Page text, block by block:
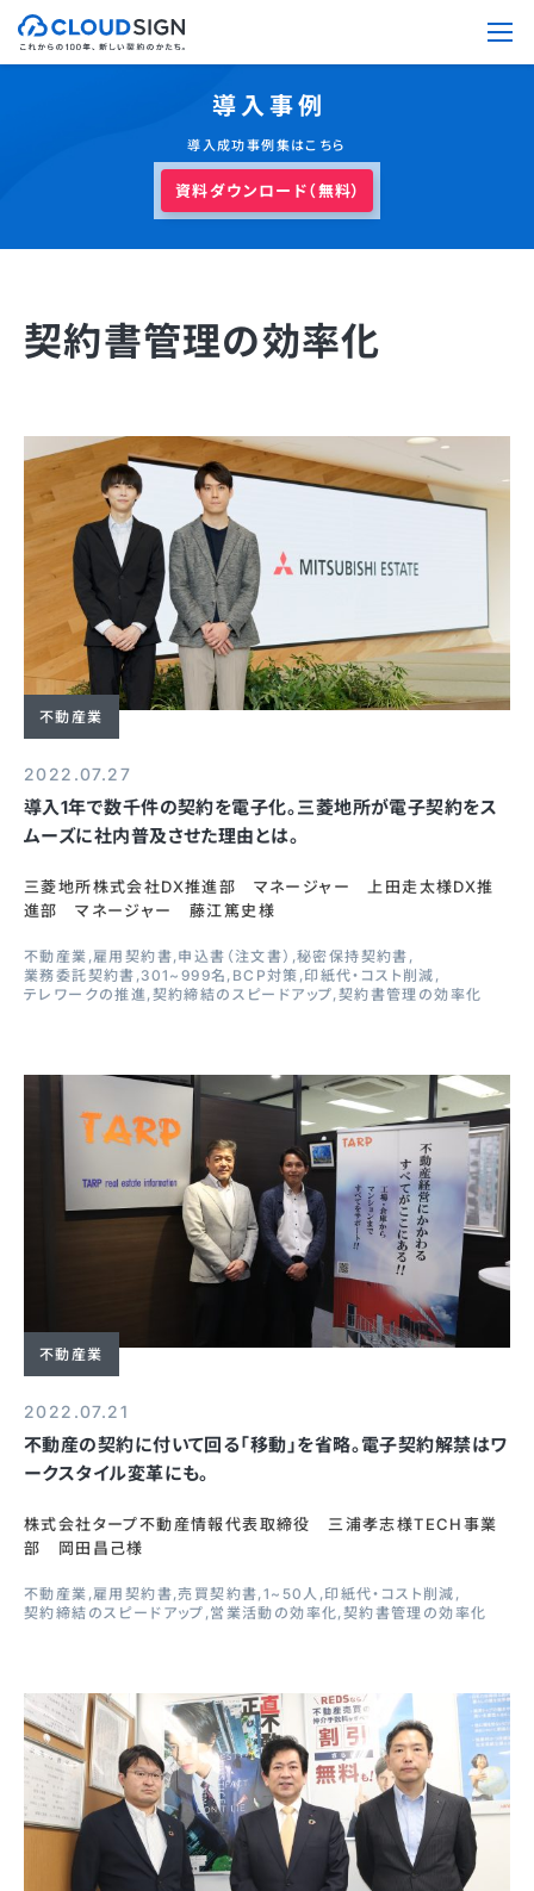
導入事例
導入成功事例集はこちら
資料ダウンロード（無料）
契約書管理の効率化
不動産業
2022.07.27
導入1年で数千件の契約を電子化。三菱地所が電子契約をス
ムーズに社内普及させた理由とは。
三菱地所株式会社DX推進部 マネージャー 上田走太様DX推
進部 マネージャー 藤江篤史様
不動産業 雇用契約書 申込書（注文書） 秘密保持契約書
業務委託契約書 301~999名 BCP対策 印紙代・コスト削減
テレワークの推進 契約締結のスピードアップ 契約書管理の効率化
不動産業
2022.07.21
不動産の契約に付いて回る「移動」を省略。電子契約解禁はワ
ークスタイル変革にも。
株式会社タープ不動産情報代表取締役 三浦孝志様TECH事業
部 岡田昌己様
不動産業 雇用契約書 売買契約書 1~50人 印紙代・コスト削減
契約締結のスピードアップ 営業活動の効率化 契約書管理の効率化